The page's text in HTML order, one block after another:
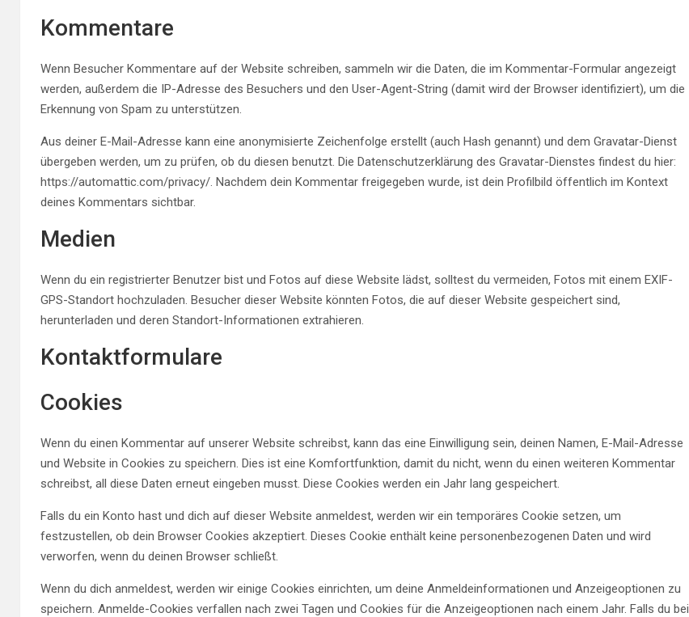
Kommentare
Wenn Besucher Kommentare auf der Website schreiben, sammeln wir die Daten, die im Kommentar-Formular angezeigt
werden, außerdem die IP-Adresse des Besuchers und den User-Agent-String (damit wird der Browser identifiziert), um die
Erkennung von Spam zu unterstützen.
Aus deiner E-Mail-Adresse kann eine anonymisierte Zeichenfolge erstellt (auch Hash genannt) und dem Gravatar-Dienst
übergeben werden, um zu prüfen, ob du diesen benutzt. Die Datenschutzerklärung des Gravatar-Dienstes findest du hier:
https://automattic.com/privacy/. Nachdem dein Kommentar freigegeben wurde, ist dein Profilbild öffentlich im Kontext
deines Kommentars sichtbar.
Medien
Wenn du ein registrierter Benutzer bist und Fotos auf diese Website lädst, solltest du vermeiden, Fotos mit einem EXIF-
GPS-Standort hochzuladen. Besucher dieser Website könnten Fotos, die auf dieser Website gespeichert sind,
herunterladen und deren Standort-Informationen extrahieren.
Kontaktformulare
Cookies
Wenn du einen Kommentar auf unserer Website schreibst, kann das eine Einwilligung sein, deinen Namen, E-Mail-Adresse
und Website in Cookies zu speichern. Dies ist eine Komfortfunktion, damit du nicht, wenn du einen weiteren Kommentar
schreibst, all diese Daten erneut eingeben musst. Diese Cookies werden ein Jahr lang gespeichert.
Falls du ein Konto hast und dich auf dieser Website anmeldest, werden wir ein temporäres Cookie setzen, um
festzustellen, ob dein Browser Cookies akzeptiert. Dieses Cookie enthält keine personenbezogenen Daten und wird
verworfen, wenn du deinen Browser schließt.
Wenn du dich anmeldest, werden wir einige Cookies einrichten, um deine Anmeldeinformationen und Anzeigeoptionen zu
speichern. Anmelde-Cookies verfallen nach zwei Tagen und Cookies für die Anzeigeoptionen nach einem Jahr. Falls du bei